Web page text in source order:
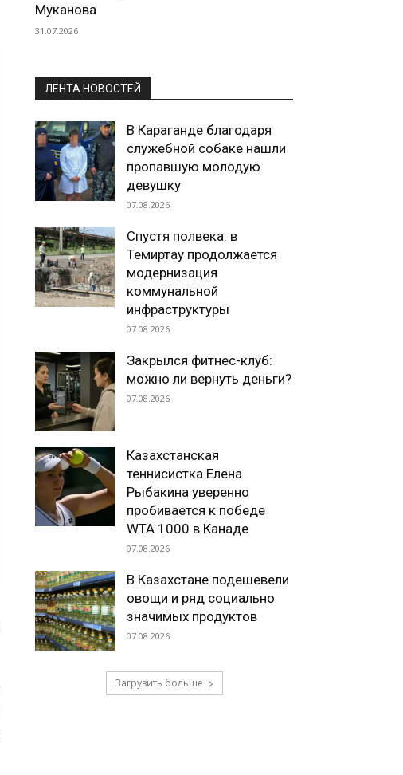
Муканова
31.07.2026
ЛЕНТА НОВОСТЕЙ
В Караганде благодаря
служебной собаке нашли
пропавшую молодую
девушку
07.08.2026
Спустя полвека: в
Темиртау продолжается
модернизация
коммунальной
инфраструктуры
07.08.2026
Закрылся фитнес-клуб:
можно ли вернуть деньги?
07.08.2026
Казахстанская
теннисистка Елена
Рыбакина уверенно
пробивается к победе
WTA 1000 в Канаде
07.08.2026
В Казахстане подешевели
овощи и ряд социально
значимых продуктов
07.08.2026
Загрузить больше